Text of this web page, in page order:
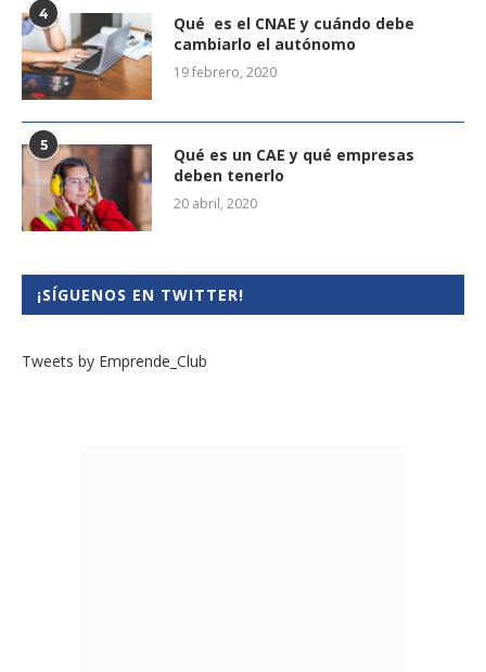
4
Qué es el CNAE y cuándo debe
cambiarlo el autónomo
19 febrero, 2020
5
Qué es un CAE y qué empresas
deben tenerlo
20 abril, 2020
¡SÍGUENOS EN TWITTER!
Tweets by Emprende_Club